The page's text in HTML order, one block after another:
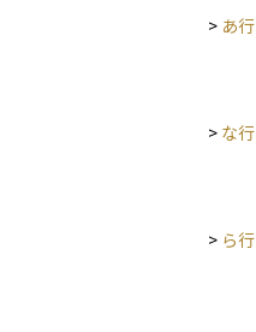
も影響するため、早めの準備と
> あ行
> な行
> ら行